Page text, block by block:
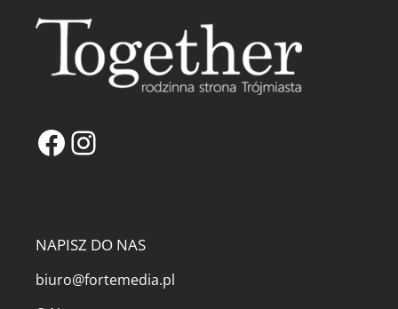
Facebook
Instagram
NAPISZ DO NAS
biuro@fortemedia.pl